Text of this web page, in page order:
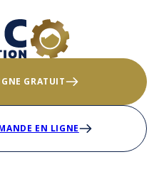
GRATUIT
EN LIGNE